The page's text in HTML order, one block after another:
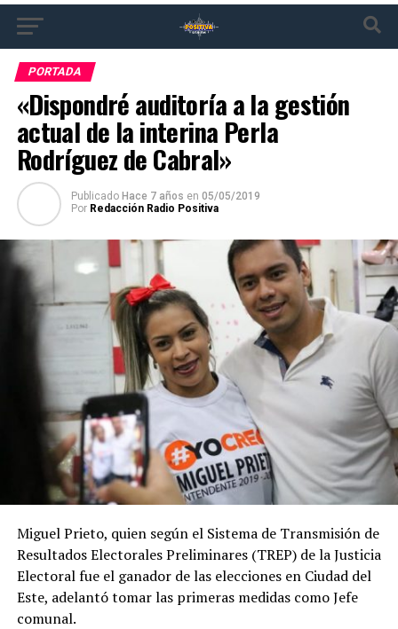
PORTADA
«Dispondré auditoría a la gestión
actual de la interina Perla
Rodríguez de Cabral»
Publicado Hace 7 años en 05/05/2019
Por Redacción Radio Positiva
Miguel Prieto, quien según el Sistema de Transmisión de
Resultados Electorales Preliminares (TREP) de la Justicia
Electoral fue el ganador de las elecciones en Ciudad del
Este, adelantó tomar las primeras medidas como Jefe
comunal.